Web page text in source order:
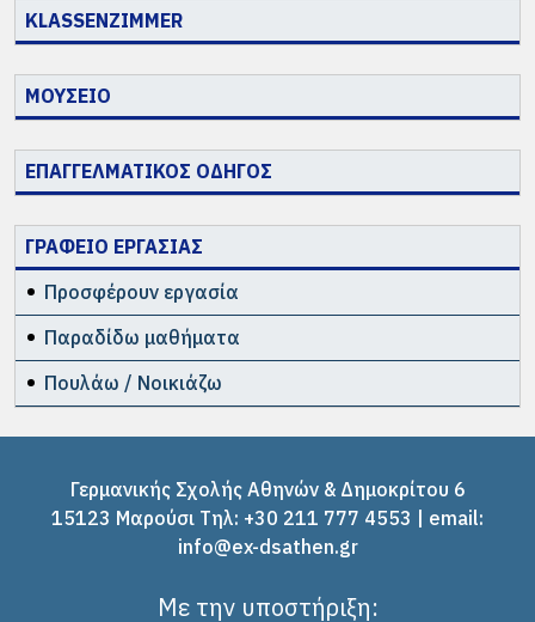
KLASSENZIMMER
ΜΟΥΣΕΙΟ
ΕΠΑΓΓΕΛΜΑΤΙΚΟΣ ΟΔΗΓΟΣ
ΓΡΑΦΕΙΟ ΕΡΓΑΣΙΑΣ
Προσφέρουν εργασία
Παραδίδω μαθήματα
Πουλάω / Νοικιάζω
Γερμανικής Σχολής Αθηνών & Δημοκρίτου 6
15123 Μαρούσι Tηλ: +30 211 777 4553 | email:
info@ex-dsathen.gr
Με την υποστήριξη: